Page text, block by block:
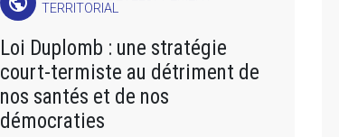
TERRITORIAL
Loi Duplomb : une stratégie
court-termiste au détriment de
nos santés et de nos
démocraties